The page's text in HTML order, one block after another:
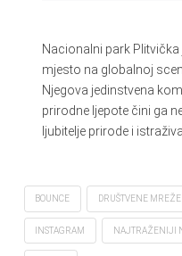
Nacionalni park
mjesto na globalnoj
Njegova jedinstvena
prirodne ljepote čini ga
ljubitelje prirode i
BOUNCE DRUŠTVENE MREŽE
INSTAGRAM NAJTRAŽENIJI